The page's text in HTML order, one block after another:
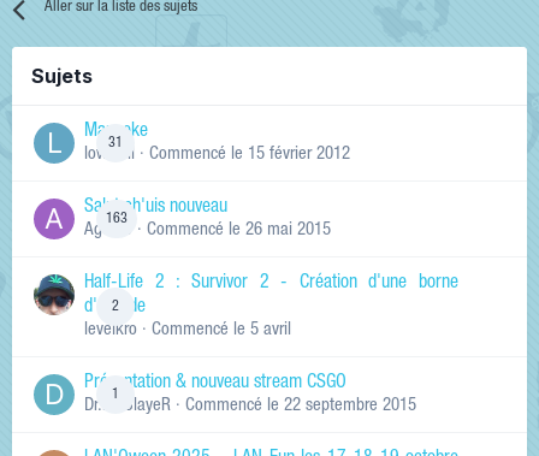
Aller sur la liste des sujets
Sujets
31
Manneke
lowskill · Commencé le 15 février 2012
163
Salut ch'uis nouveau
Ag0Nie · Commencé le 26 mai 2015
2
Half-Life 2 : Survivor 2 - Création d'une borne
d'arcade
levelkro · Commencé le 5 avril
Présentation & nouveau stream CSGO
Dr.KinSlayeR · Commencé le 22 septembre 2015